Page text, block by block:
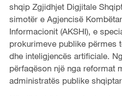
shqip Zgjidhjet Digjitale
simotër e Agjencisë
Informacionit (AKSHI), e
prokurimeve publike përmes
dhe inteligjencës artificiale.
përfaqëson një nga reformat
administratës publike